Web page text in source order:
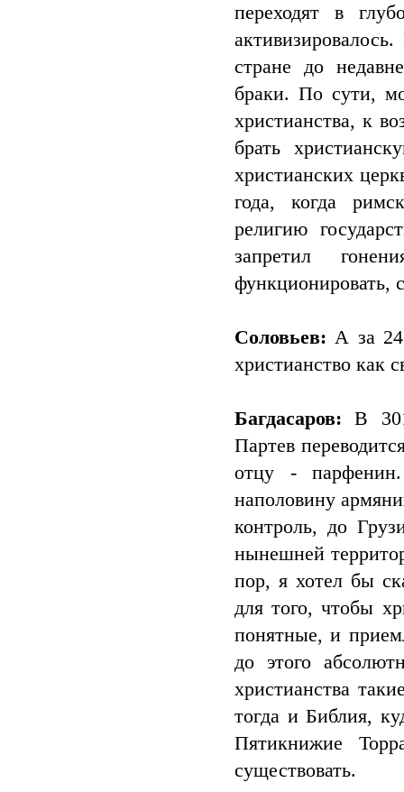
переходят в
стране до
браки. По сути,
христианства, к
брать
христианских
года, когда
религию
запретил
функционировать,
Соловьев: А за 24
христианство как
Багдасаров: В
Партев
отцу -
наполовину
контроль, до
нынешней
пор, я хотел бы
для того, чтобы
понятные, и
до этого
христианства
тогда и Библия,
Пятикнижие
существовать.